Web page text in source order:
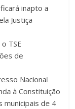
inapto a
Justiça
TSE
de
Nacional
à Constituição
municipais de 4